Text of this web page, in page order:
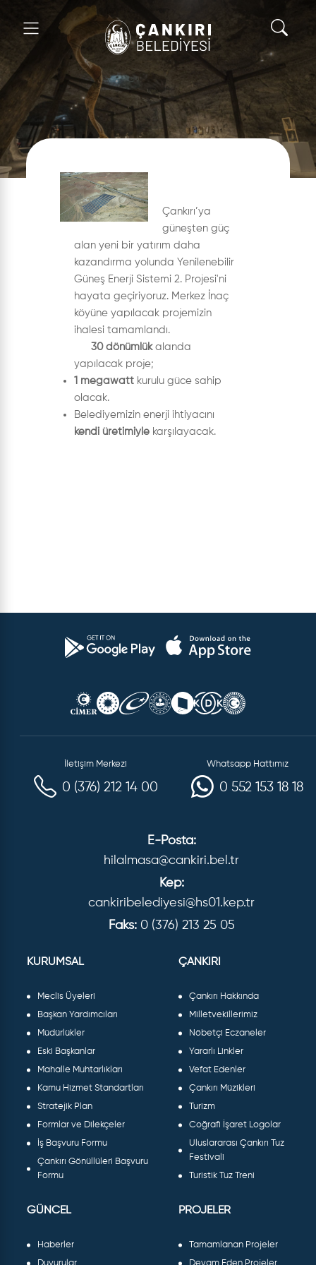
Çankırı’ya
güneşten güç
alan yeni bir yatırım daha
kazandırma yolunda Yenilenebilir
Güneş Enerji Sistemi 2. Projesi'ni
hayata geçiriyoruz. Merkez İnaç
köyüne yapılacak projemizin
ihalesi tamamlandı.
30 dönümlükalanda
yapılacak proje;
1 megawatt kurulu güce sahip
olacak.
Belediyemizin enerji ihtiyacını
kendi üretimiyle karşılayacak.
İletişim Merkezi
0 (376) 212 14 00
Whatsapp Hattımız
0 552 153 18 18
E-Posta:
hilalmasa@cankiri.bel.tr
Kep:
cankiribelediyesi@hs01.kep.tr
Faks: 0 (376) 213 25 05
KURUMSAL
Meclis Üyeleri
Başkan Yardımcıları
Müdürlükler
Eski Başkanlar
Mahalle Muhtarlıkları
Kamu Hizmet Standartları
Stratejik Plan
Formlar ve Dilekçeler
İş Başvuru Formu
Çankırı Gönüllüleri Başvuru
Formu
ÇANKIRI
Çankırı Hakkında
Milletvekillerimiz
Nöbetçi Eczaneler
Yararlı Linkler
Vefat Edenler
Çankırı Müzikleri
Turizm
Coğrafi İşaret Logolar
Uluslararası Çankırı Tuz
Festivali
Turistik Tuz Treni
GÜNCEL
Haberler
PROJELER
Tamamlanan Projeler